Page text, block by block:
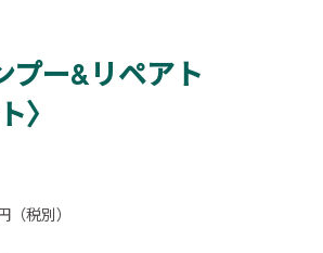
プー&リペアト
〉
税別）